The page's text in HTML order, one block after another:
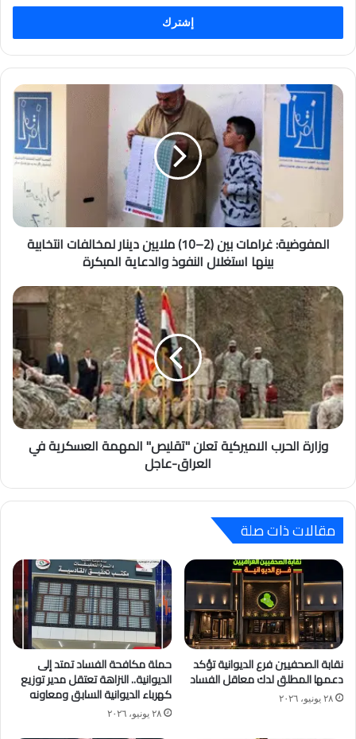
الإلكتروني
المفوضية: غرامات بين (2–10) ملايين دينار لمخالفات انتخابية
بينها استغلال النفوذ والدعاية المبكرة
وزارة الحرب الاميركية تعلن "تقليص" المهمة العسكرية في
العراق-عاجل
مقالات ذات صلة
نقابة الصحفيين فرع الديوانية تؤكد
دعمها المطلق لدك معاقل الفساد
٢٨ يونيو، ٢٠٢٦
حملة مكافحة الفساد تمتد إلى
الديوانية.. النزاهة تعتقل مدير توزيع
كهرباء الديوانية السابق ومعاونه
٢٨ يونيو، ٢٠٢٦